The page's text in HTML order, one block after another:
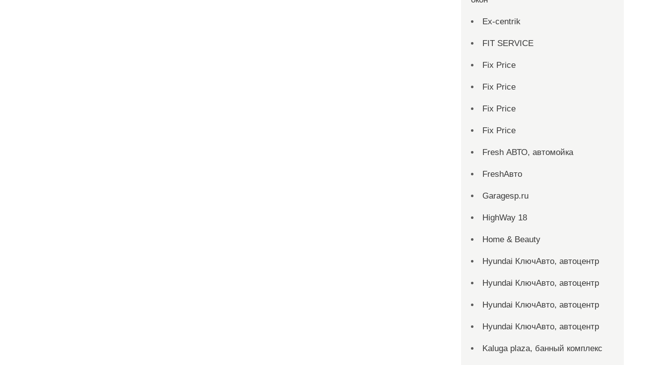
Ex-centrik
FIT SERVICE
Fix Price
Fix Price
Fix Price
Fix Price
Fresh АВТО, автомойка
FreshАвто
Garagesp.ru
HighWay 18
Home & Beauty
Hyundai КлючАвто, автоцентр
Hyundai КлючАвто, автоцентр
Hyundai КлючАвто, автоцентр
Hyundai КлючАвто, автоцентр
Kaluga plaza, банный комплекс